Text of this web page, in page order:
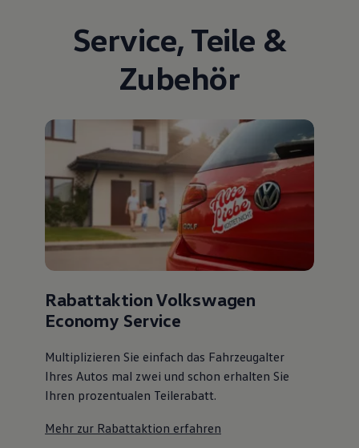
Service, Teile &
Zubehör
Rabattaktion Volkswagen
Economy Service
Multiplizieren Sie einfach das Fahrzeugalter
Ihres Autos mal zwei und schon erhalten Sie
Ihren prozentualen Teilerabatt.
Mehr zur Rabattaktion erfahren